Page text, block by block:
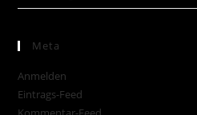
Meta
Anmelden
Eintrags-Feed